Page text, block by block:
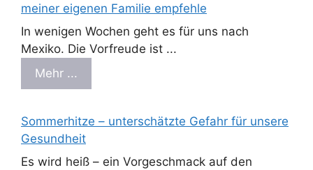
meiner eigenen Familie empfehle
In wenigen Wochen geht es für uns nach
Mexiko. Die Vorfreude ist ...
Mehr ...
Sommerhitze – unterschätzte Gefahr für unsere
Gesundheit
Es wird heiß – ein Vorgeschmack auf den